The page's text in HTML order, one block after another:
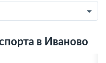
в Иваново